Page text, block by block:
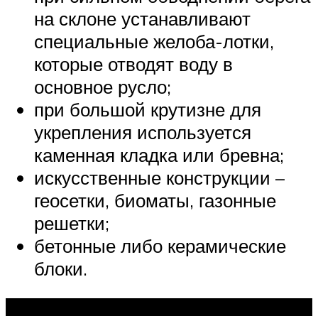
на склоне устанавливают
специальные желоба-лотки,
которые отводят воду в
основное русло;
при большой крутизне для
укрепления используется
каменная кладка или бревна;
искусственные конструкции –
геосетки, биоматы, газонные
решетки;
бетонные либо керамические
блоки.